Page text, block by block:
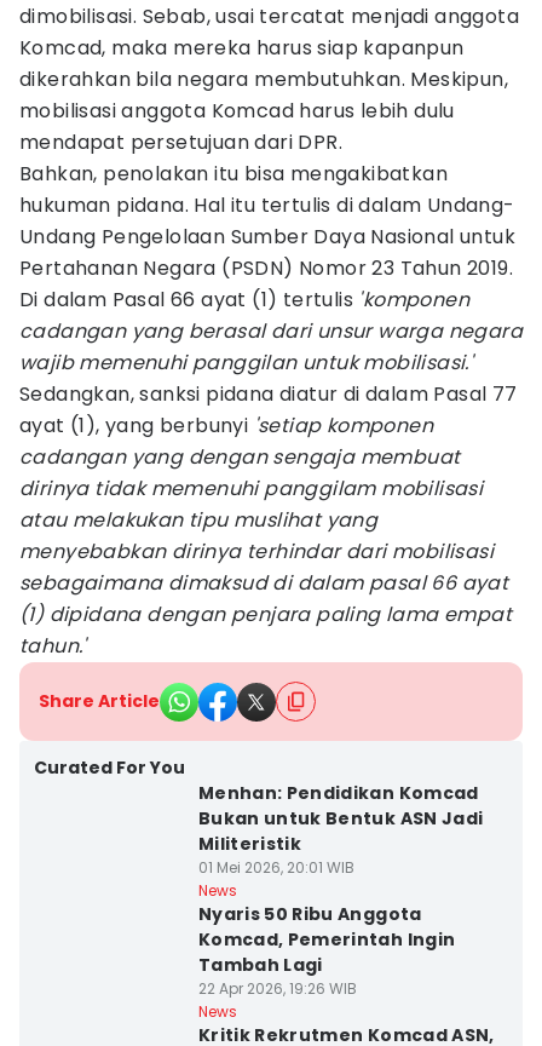
dimobilisasi. Sebab, usai tercatat menjadi anggota
Komcad, maka mereka harus siap kapanpun
dikerahkan bila negara membutuhkan. Meskipun,
mobilisasi anggota Komcad harus lebih dulu
mendapat persetujuan dari DPR.
Bahkan, penolakan itu bisa mengakibatkan
hukuman pidana. Hal itu tertulis di dalam Undang-
Undang Pengelolaan Sumber Daya Nasional untuk
Pertahanan Negara (PSDN) Nomor 23 Tahun 2019.
Di dalam Pasal 66 ayat (1) tertulis 'komponen
cadangan yang berasal dari unsur warga negara
wajib memenuhi panggilan untuk mobilisasi.'
Sedangkan, sanksi pidana diatur di dalam Pasal 77
ayat (1), yang berbunyi 'setiap komponen
cadangan yang dengan sengaja membuat
dirinya tidak memenuhi panggilam mobilisasi
atau melakukan tipu muslihat yang
menyebabkan dirinya terhindar dari mobilisasi
sebagaimana dimaksud di dalam pasal 66 ayat
(1) dipidana dengan penjara paling lama empat
tahun.'
Share Article
Curated For You
Menhan: Pendidikan Komcad
Bukan untuk Bentuk ASN Jadi
Militeristik
01 Mei 2026, 20:01 WIB
News
Nyaris 50 Ribu Anggota
Komcad, Pemerintah Ingin
Tambah Lagi
22 Apr 2026, 19:26 WIB
News
Kritik Rekrutmen Komcad ASN,